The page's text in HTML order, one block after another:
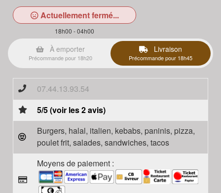
Actuellement fermé...
18h00 - 04h00
À emporter
Précommande pour 18h20
Livraison
Précommande pour 18h45
07.44.13.93.54
5/5 (voir les 2 avis)
Burgers, halal, italien, kebabs, paninis, pizza,
poulet frit, salades, sandwiches, tacos
Moyens de paiement :